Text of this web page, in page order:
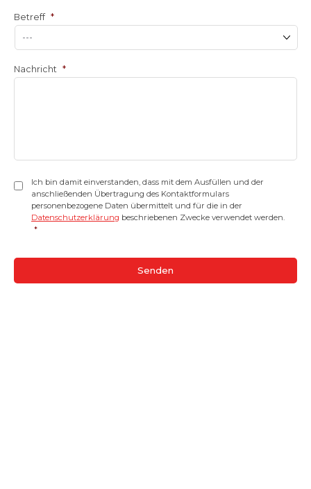
Betreff *
Nachricht *
Einwilligung *
Ich bin damit einverstanden, dass mit dem Ausfüllen und der
anschließenden Übertragung des Kontaktformulars
personenbezogene Daten übermittelt und für die in der
Datenschutzerklärung beschriebenen Zwecke verwendet werden.
*